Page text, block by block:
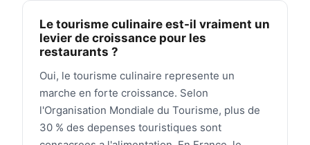
Le tourisme culinaire est-il vraiment un
levier de croissance pour les
restaurants ?
Oui, le tourisme culinaire represente un
marche en forte croissance. Selon
l'Organisation Mondiale du Tourisme, plus de
30 % des depenses touristiques sont